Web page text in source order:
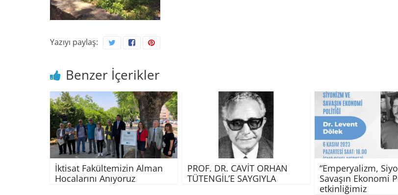
Yazıyı paylaş:
Benzer İçerikler
İktisat Fakültemizin Alman
Hocalarını Anıyoruz
PROF. DR. CAVİT ORHAN
TÜTENGİL’E SAYGIYLA
“Emperyalizm,
Savaşın Ekonomi
etkinliğimiz